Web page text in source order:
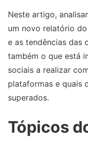
Neste artigo,
um novo relatório
e as tendências das
também o que está
sociais a realizar
plataformas e quais
superados.
Tópicos